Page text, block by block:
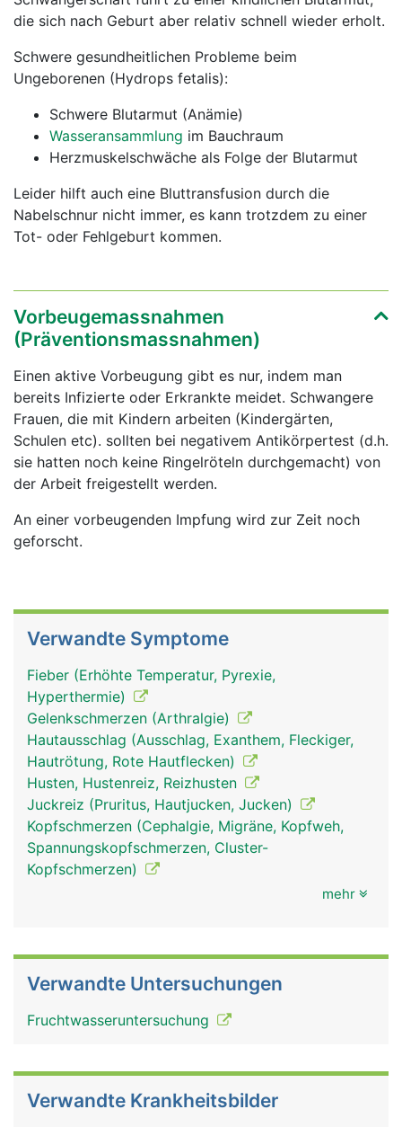
die sich nach Geburt aber relativ schnell wieder erholt.
Schwere gesundheitlichen Probleme beim
Ungeborenen (Hydrops fetalis):
Schwere Blutarmut (Anämie)
Wasseransammlung im Bauchraum
Herzmuskelschwäche als Folge der Blutarmut
Leider hilft auch eine Bluttransfusion durch die
Nabelschnur nicht immer, es kann trotzdem zu einer
Tot- oder Fehlgeburt kommen.
Vorbeugemassnahmen
(Präventionsmassnahmen)
Einen aktive Vorbeugung gibt es nur, indem man
bereits Infizierte oder Erkrankte meidet. Schwangere
Frauen, die mit Kindern arbeiten (Kindergärten,
Schulen etc). sollten bei negativem Antikörpertest (d.h.
sie hatten noch keine Ringelröteln durchgemacht) von
der Arbeit freigestellt werden.
An einer vorbeugenden Impfung wird zur Zeit noch
geforscht.
Verwandte Symptome
Fieber (Erhöhte Temperatur, Pyrexie,
Hyperthermie)
Gelenkschmerzen (Arthralgie)
Hautausschlag (Ausschlag, Exanthem, Fleckiger,
Hautrötung, Rote Hautflecken)
Husten, Hustenreiz, Reizhusten
Juckreiz (Pruritus, Hautjucken, Jucken)
Kopfschmerzen (Cephalgie, Migräne, Kopfweh,
Spannungskopfschmerzen, Cluster-
Kopfschmerzen)
mehr
Verwandte Untersuchungen
Fruchtwasseruntersuchung
Verwandte Krankheitsbilder